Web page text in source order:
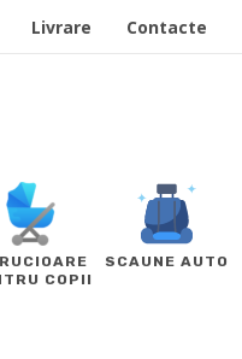
Livrare Contacte
COPII
SCAUNE AUTO